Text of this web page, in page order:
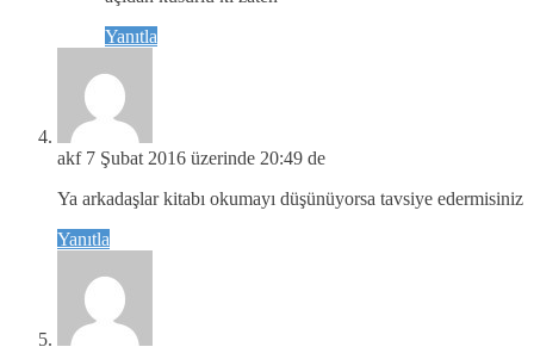
Yanıtla
akf 7 Şubat 2016 üzerinde 20:49 de
Ya arkadaşlar kitabı okumayı düşünüyorsa tavsiye edermisiniz
Yanıtla